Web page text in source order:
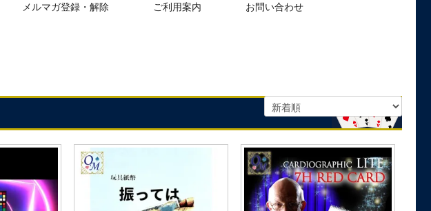
メルマガ登録・解除 ご利用案内 お問い合わせ